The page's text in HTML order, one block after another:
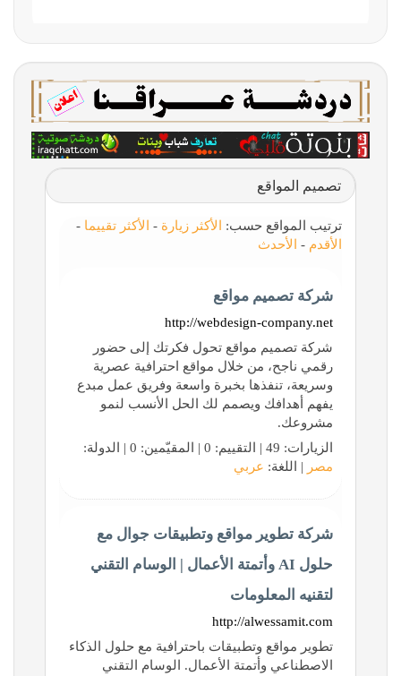
تصميم المواقع
ترتيب المواقع حسب: الأكثر زيارة - الأكثر تقييما -
الأقدم - الأحدث
شركة تصميم مواقع
http://webdesign-company.net
شركة تصميم مواقع تحول فكرتك إلى حضور
رقمي ناجح، من خلال مواقع احترافية عصرية
وسريعة، تنفذها بخبرة واسعة وفريق عمل مبدع
يفهم أهدافك ويصمم لك الحل الأنسب لنمو
مشروعك.
الزيارات: 49 | التقييم: 0 | المقيّمين: 0 | الدولة:
مصر | اللغة: عربي
شركة تطوير مواقع وتطبيقات جوال مع
حلول AI وأتمتة الأعمال | الوسام التقني
لتقنيه المعلومات
http://alwessamit.com
تطوير مواقع وتطبيقات باحترافية مع حلول الذكاء
الاصطناعي وأتمتة الأعمال. الوسام التقني